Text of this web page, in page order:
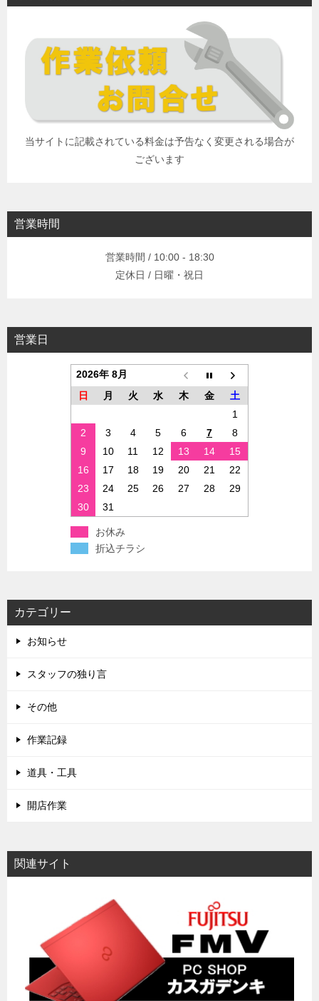
当サイトに記載されている料金は予告なく変更される場合が
ございます
営業時間
営業時間 / 10:00 - 18:30
定休日 / 日曜・祝日
営業日
2026年 8月
日
月 火 水 木 金
土
1
2
3 4 5 6 7
8
9
10 11 12 13 14
15
16
17 18 19 20 21
22
23
24 25 26 27 28
29
30
31
お休み
折込チラシ
カテゴリー
お知らせ
スタッフの独り言
その他
作業記録
道具・工具
開店作業
関連サイト